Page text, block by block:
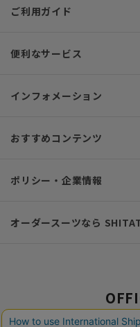
ご利用ガイド
便利なサービス
インフォメーション
おすすめコンテンツ
ポリシー・企業情報
オーダースーツなら